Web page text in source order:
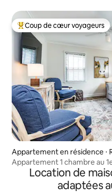
Coups de cœur voyageurs
Coup de cœur voyageurs
Appartement en résidence ⋅
Appartement 1 chambre au
Location de
adaptées